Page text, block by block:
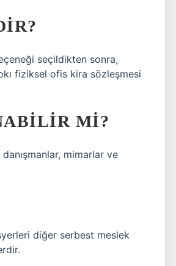
seçildikten sonra,
fiziksel ofis kira sözleşmesi
MI?
mimarlar ve
diğer serbest meslek